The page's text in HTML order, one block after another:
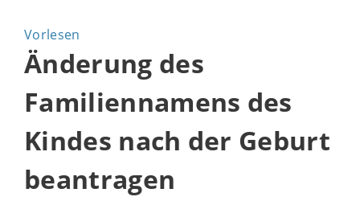
Vorlesen
Änderung des
Familiennamens des
Kindes nach der Geburt
beantragen